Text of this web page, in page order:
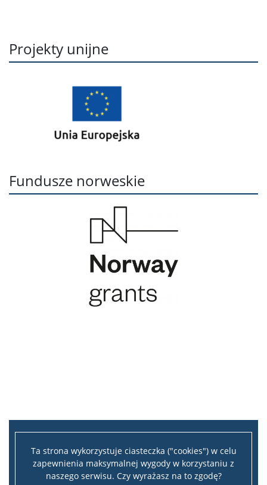
Ta strona wykorzystuje ciasteczka ("cookies") w celu
zapewnienia maksymalnej wygody w korzystaniu z
naszego serwisu. Czy wyrażasz na to zgodę?
Projekty unijne
Fundusze norweskie